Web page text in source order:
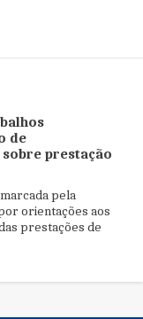
de
prestação
pela
orientações aos
prestações de